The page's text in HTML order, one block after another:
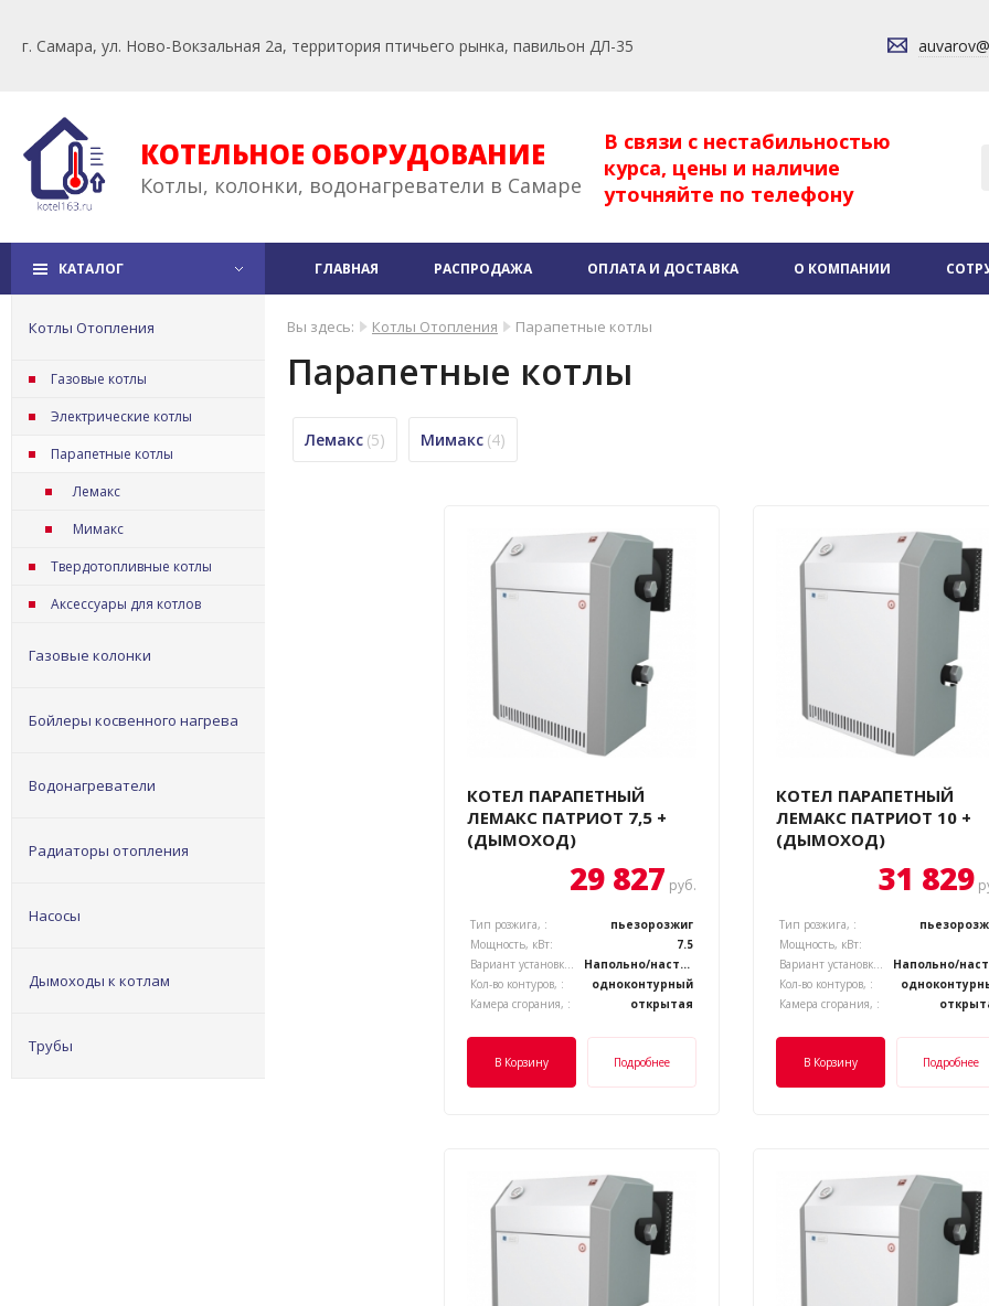
г. Самара, ул. Ново-Вокзальная 2а, территория птичьего рынка, павильон ДЛ-35
КОТЕЛЬНОЕ ОБОРУДОВАНИЕ
Котлы, колонки, водонагреватели в Самаре
В связи с нестабильностью
курса, цены и наличие
уточняйте по телефону
КАТАЛОГ ГЛАВНАЯ РАСПРОДАЖА ОПЛАТА И ДОСТАВКА О КОМПАНИИ
Котлы Отопления
Газовые котлы
Электрические котлы
Парапетные котлы
Лемакс
Мимакс
Твердотопливные котлы
Аксессуары для котлов
Газовые колонки
Бойлеры косвенного нагрева
Водонагреватели
Радиаторы отопления
Насосы
Дымоходы к котлам
Трубы
Вы здесь: Котлы Отопления Парапетные котлы
Парапетные котлы
Лемакс (5) Мимакс (4)
КОТЕЛ ПАРАПЕТНЫЙ
ЛЕМАКС ПАТРИОТ 7,5 +
(ДЫМОХОД)
29 827 руб.
Тип розжига, :
пьезорозжиг
Мощность, кВт:
7.5
Вариант установки котла, :
Напольно/настенный
Кол-во контуров, :
одноконтурный
Камера сгорания, :
открытая
В Корзину Подробнее
КОТЕЛ ПАРАПЕТНЫЙ
ЛЕМАКС ПАТРИОТ 10 +
(ДЫМОХОД)
31 829
Тип розжига, :
Мощность, кВт:
Вариант установки котла, :
Кол-во контуров, :
Камера сгорания, :
В Корзину Подробнее